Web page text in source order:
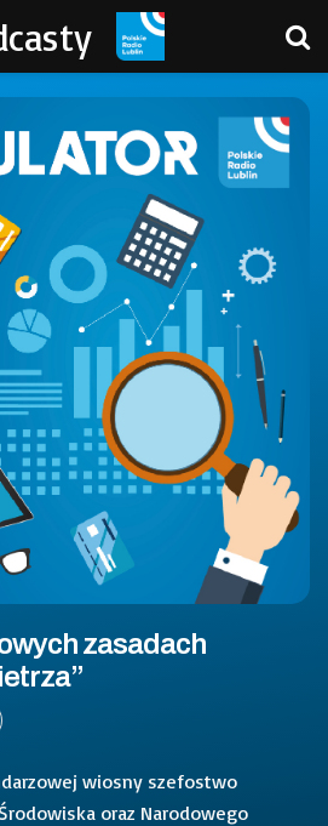
zasadach
wiosny szefostwo
oraz Narodowego